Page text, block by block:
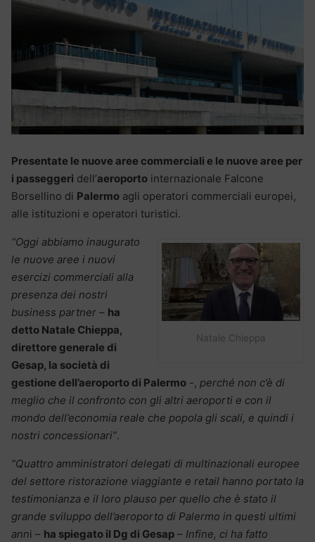
Presentate le nuove aree commerciali e le nuove aree per
i passeggeri dell’aeroporto internazionale Falcone
Borsellino di Palermo agli operatori commerciali europei,
alle istituzioni e operatori turistici.
Natale Chieppa
“Oggi abbiamo inaugurato
le nuove aree i nuovi
esercizi commerciali alla
presenza dei nostri
business partner – ha
detto Natale Chieppa,
direttore generale di
Gesap, la società di
gestione dell’aeroporto di Palermo -, perché non c’è di
meglio che il confronto con gli altri aeroporti e con il
mondo dell’economia reale che popola gli scali, e quindi i
nostri concessionari”.
“Quattro amministratori delegati di multinazionali europee
del settore ristorazione viaggiante e retail hanno portato la
testimonianza e il loro plauso per quello che è stato il
grande sviluppo dell’aeroporto di Palermo in questi ultimi
anni – ha spiegato il Dg di Gesap – Infine, ci ha fatto